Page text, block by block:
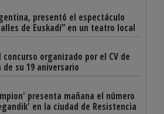
presentó el espectáculo
de Euskadi” en un teatro local
organizado por el CV de
su 19 aniversario
presenta mañana el número
en la ciudad de Resistencia